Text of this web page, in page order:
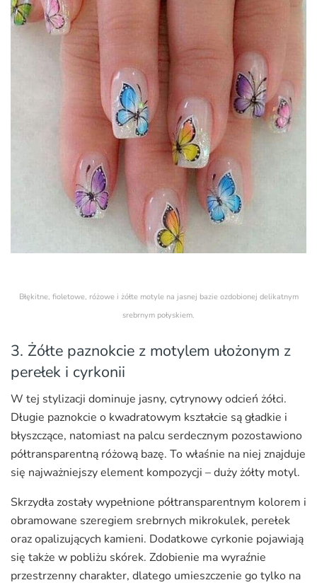
Błękitne, fioletowe, różowe i żółte motyle na jasnej bazie ozdobionej delikatnym
srebrnym połyskiem.
3. Żółte paznokcie z motylem ułożonym z
perełek i cyrkonii
W tej stylizacji dominuje jasny, cytrynowy odcień żółci.
Długie paznokcie o kwadratowym kształcie są gładkie i
błyszczące, natomiast na palcu serdecznym pozostawiono
półtransparentną różową bazę. To właśnie na niej znajduje
się najważniejszy element kompozycji – duży żółty motyl.
Skrzydła zostały wypełnione półtransparentnym kolorem i
obramowane szeregiem srebrnych mikrokulek, perełek
oraz opalizujących kamieni. Dodatkowe cyrkonie pojawiają
się także w pobliżu skórek. Zdobienie ma wyraźnie
przestrzenny charakter, dlatego umieszczenie go tylko na